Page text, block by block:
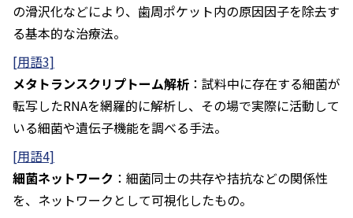
の滑沢化などにより、歯周ポケット内の原因因子を除去す
る基本的な治療法。
[用語3]
メタトランスクリプトーム解析 ：試料中に存在する細菌が
転写したRNAを網羅的に解析し、その場で実際に活動して
いる細菌や遺伝子機能を調べる手法。
[用語4]
細菌ネットワーク ：細菌同士の共存や拮抗などの関係性
を、ネットワークとして可視化したもの。